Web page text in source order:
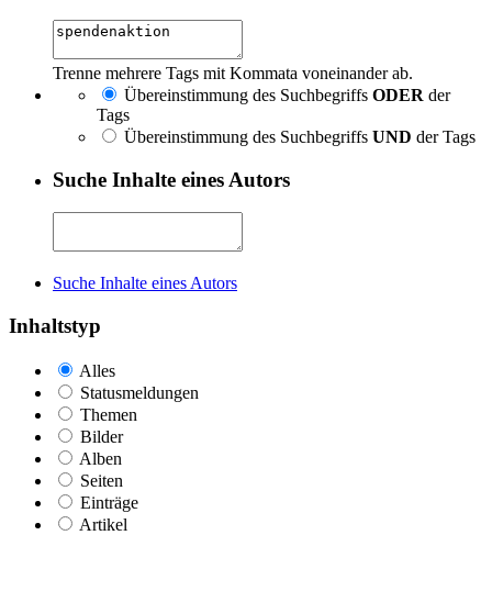
Trenne mehrere Tags mit Kommata voneinander ab.
Übereinstimmung des Suchbegriffs ODER der
Tags
Übereinstimmung des Suchbegriffs UND der Tags
Suche Inhalte eines Autors
Suche Inhalte eines Autors
Inhaltstyp
Alles
Statusmeldungen
Themen
Bilder
Alben
Seiten
Einträge
Artikel